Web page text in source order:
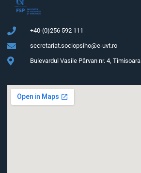
+40-(0)256 592 111
secretariat.sociopsiho@e-uvt.ro
Bulevardul Vasile Pârvan nr. 4, Timisoara